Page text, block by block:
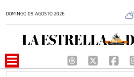
DOMINGO 09 AGOSTO 2026